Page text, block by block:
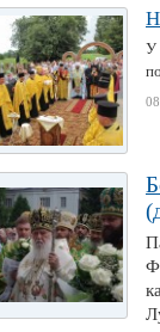
У